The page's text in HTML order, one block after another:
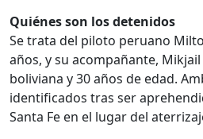
Quiénes son los detenidos
Se trata del piloto peruano
años, y su acompañante,
boliviana y 30 años de edad.
identificados tras ser
Santa Fe en el lugar del